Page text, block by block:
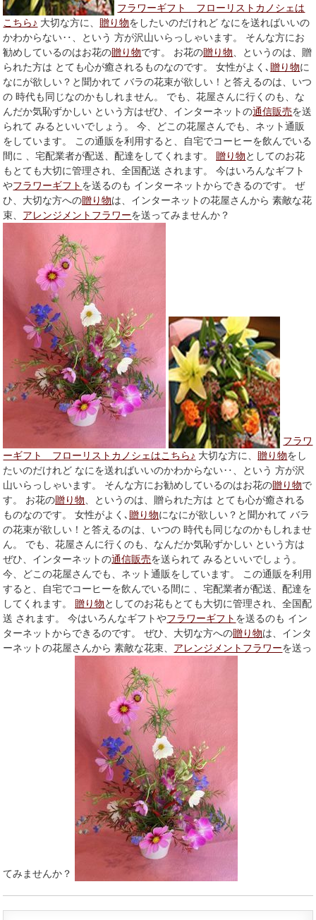
フラワーギフト フローリストカノシェは
こちら♪ 大切な方に、贈り物をしたいのだけれど なにを送ればいいの
かわからない‥、という 方が沢山いらっしゃいます。 そんな方にお
勧めしているのはお花の贈り物です。 お花の贈り物、というのは、贈
られた方は とても心が癒されるものなのです。 女性がよく､贈り物に
なにが欲しい？と聞かれて バラの花束が欲しい！と答えるのは、いつ
の 時代も同じなのかもしれません。 でも、花屋さんに行くのも、な
んだか気恥ずかしい という方はぜひ、インターネットの通信販売を送
られて みるといいでしょう。 今、どこの花屋さんでも、ネット通販
をしています。 この通販を利用すると、自宅でコーヒーを飲んでいる
間に 、宅配業者が配送、配達をしてくれます。贈り物としてのお花
もとても大切に管理され、全国配送 されます。 今はいろんなギフト
やフラワーギフト を送るのも インターネットからできるのです。 ぜ
ひ、大切な方への贈り物は、インターネットの花屋さんから 素敵な花
束、 アレンジメントフラワーを送ってみませんか？
フラワ
ーギフト フローリストカノシェはこちら♪ 大切な方に、贈り物をし
たいのだけれど なにを送ればいいのかわからない‥、という 方が沢
山いらっしゃいます。 そんな方にお勧めしているのはお花の贈り物で
す。 お花の贈り物、というのは、贈られた方は とても心が癒される
ものなのです。 女性がよく､贈り物になにが欲しい？と聞かれて バラ
の花束が欲しい！と答えるのは、いつの 時代も同じなのかもしれませ
ん。 でも、花屋さんに行くのも、なんだか気恥ずかしい という方は
ぜひ、インターネットの通信販売を送られて みるといいでしょう。
今、どこの花屋さんでも、ネット通販をしています。 この通販を利用
すると、自宅でコーヒーを飲んでいる間に 、宅配業者が配送、配達を
してくれます。贈り物としてのお花もとても大切に管理され、全国配
送 されます。 今はいろんなギフトやフラワーギフト を送るのも イン
ターネットからできるのです。 ぜひ、大切な方への贈り物は、インタ
ーネットの花屋さんから 素敵な花束、 アレンジメントフラワーを送っ
てみませんか？